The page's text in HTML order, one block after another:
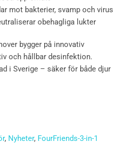
mot bakterier, svamp och virus
obehagliga lukter
bygger på innovativ
och hållbar desinfektion.
i Sverige – säker för både djur
, Nyheter, FourFriends-3-in-1